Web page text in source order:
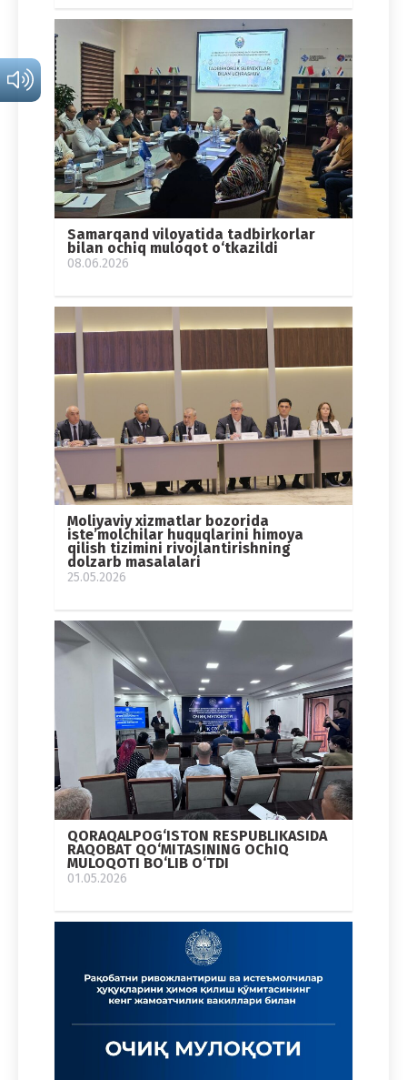
Samarqand viloyatida tadbirkorlar
bilan ochiq muloqot o‘tkazildi
08.06.2026
Moliyaviy xizmatlar bozorida
iste’molchilar huquqlarini himoya
qilish tizimini rivojlantirishning
dolzarb masalalari
25.05.2026
QORAQALPOG‘ISTON RESPUBLIKASIDA
RAQOBAT QO‘MITASINING OChIQ
MULOQOTI BO‘LIB O‘TDI
01.05.2026